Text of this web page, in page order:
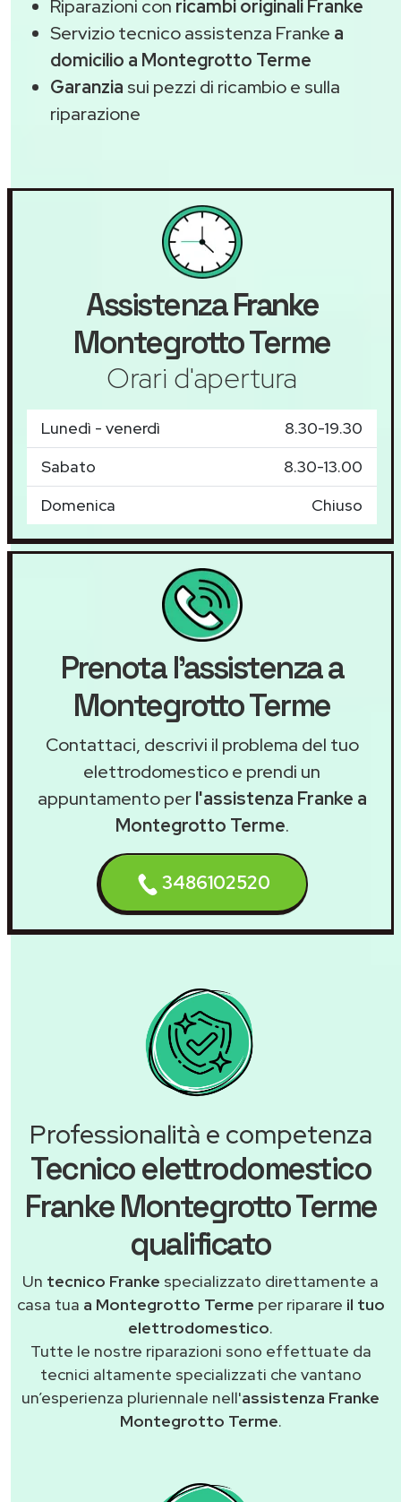
Riparazioni con ricambi originali Franke
Servizio tecnico assistenza Franke a
domicilio a Montegrotto Terme
Garanzia sui pezzi di ricambio e sulla
riparazione
AssistenzaFranke
Montegrotto Terme
Orari d'apertura
Lunedì - venerdì
8.30-19.30
Sabato
8.30-13.00
Domenica
Chiuso
Prenota l'assistenza a
Montegrotto Terme
Contattaci, descrivi il problema del tuo
elettrodomestico e prendi un
appuntamento perl'assistenza Franke a
Montegrotto Terme.
3486102520
Professionalità e competenza
Tecnico elettrodomestico
Franke Montegrotto Terme
qualificato
Un tecnico Franke specializzato direttamente a
casa tua a Montegrotto Terme per riparare il tuo
elettrodomestico.
Tutte le nostre riparazioni sono effettuate da
tecnici altamente specializzati che vantano
un’esperienza pluriennale nell'assistenza Franke
Montegrotto Terme.